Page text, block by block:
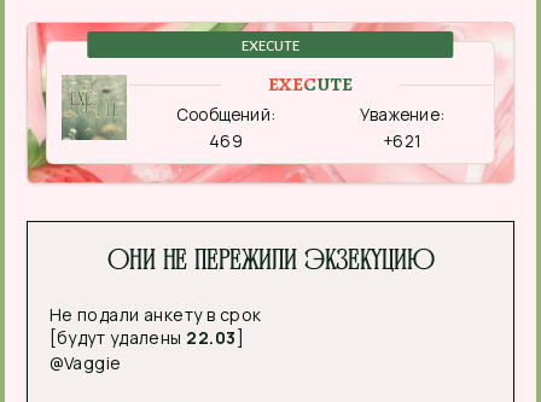
EXECUTE
EXECUTE
Сообщений:
469
Уважение:
+621
Они не пережили экзекуцию
Не подали анкету в срок
[будут удалены 22.03]
@Vaggie